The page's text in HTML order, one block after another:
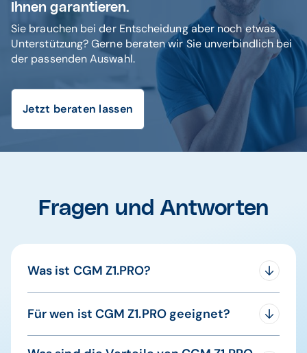
Ihnen garantieren.
Sie brauchen bei der Entscheidung aber noch etwas
Unterstützung? Gerne beraten wir Sie unverbindlich bei
der passenden Auswahl.
Jetzt beraten lassen
Fragen und Antworten
Was ist CGM Z1.PRO?
Zahnärzte, Kieferorthopäden und Mund-, Kiefer-
Für wen ist CGM Z1.PRO geeignet?